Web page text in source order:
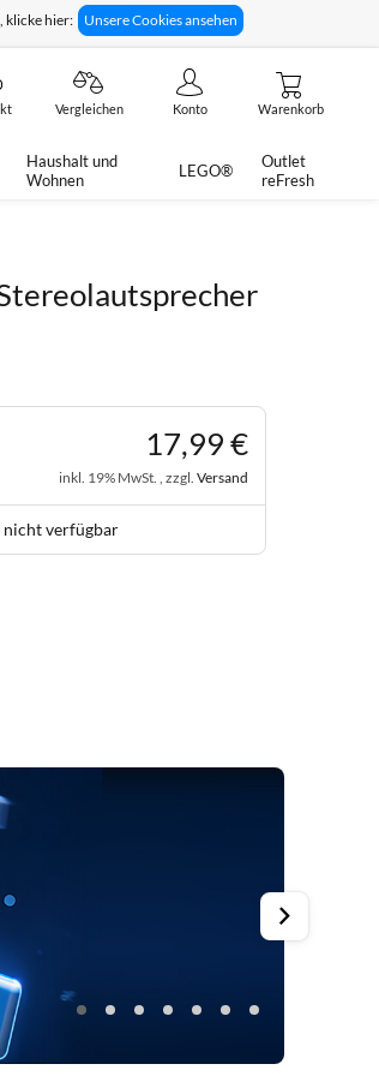
klicke hier: Unsere Cookies ansehen
Technische Unterstützung
Vergleichen Konto Warenkorb
Haushalt und
Wohnen
LEGO®
Outlet
reFresh
17,99€
inkl. 19% MwSt. , zzgl. Versand
verfügbar